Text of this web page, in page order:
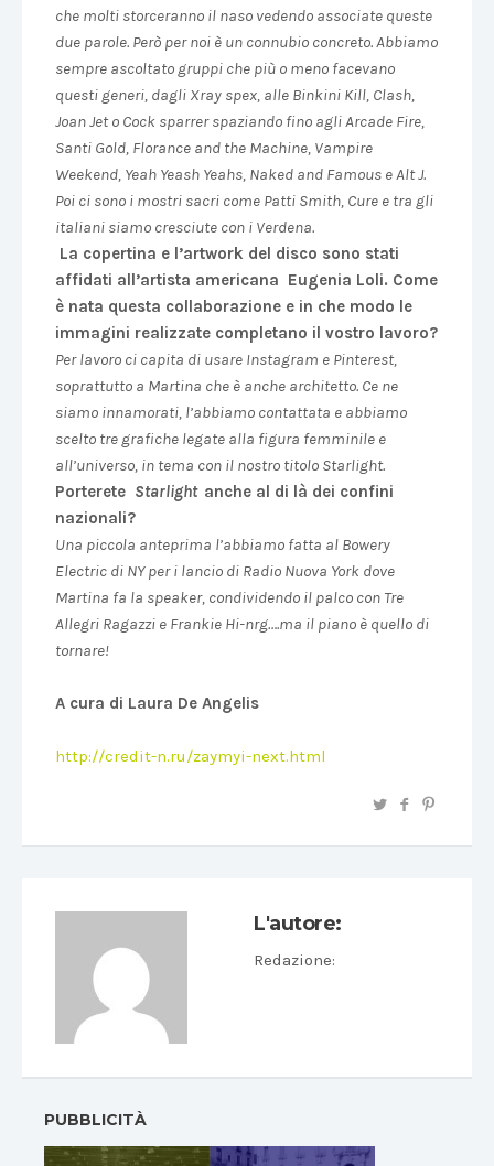
che molti storceranno il naso vedendo associate queste
due parole. Però per noi è un connubio concreto. Abbiamo
sempre ascoltato gruppi che più o meno facevano
questi generi, dagli Xray spex, alle Binkini Kill, Clash,
Joan Jet o Cock sparrer spaziando fino agli Arcade Fire,
Santi Gold, Florance and the Machine, Vampire
Weekend, Yeah Yeash Yeahs, Naked and Famous e Alt J.
Poi ci sono i mostri sacri come Patti Smith, Cure e tra gli
italiani siamo cresciute con i Verdena.
La copertina e l’artwork del disco sono stati
affidati all’artista americana Eugenia Loli. Come
è nata questa collaborazione e in che modo le
immagini realizzate completano il vostro lavoro?
Per lavoro ci capita di usare Instagram e Pinterest,
soprattutto a Martina che è anche architetto. Ce ne
siamo innamorati, l’abbiamo contattata e abbiamo
scelto tre grafiche legate alla figura femminile e
all’universo, in tema con il nostro titolo Starlight.
Porterete Starlight anche al di là dei confini
nazionali?
Una piccola anteprima l’abbiamo fatta al Bowery
Electric di NY per i lancio di Radio Nuova York dove
Martina fa la speaker, condividendo il palco con Tre
Allegri Ragazzi e Frankie Hi-nrg….ma il piano è quello di
tornare!
A cura di Laura De Angelis
http://credit-n.ru/zaymyi-next.html
L'autore:
Redazione:
PUBBLICITÀ